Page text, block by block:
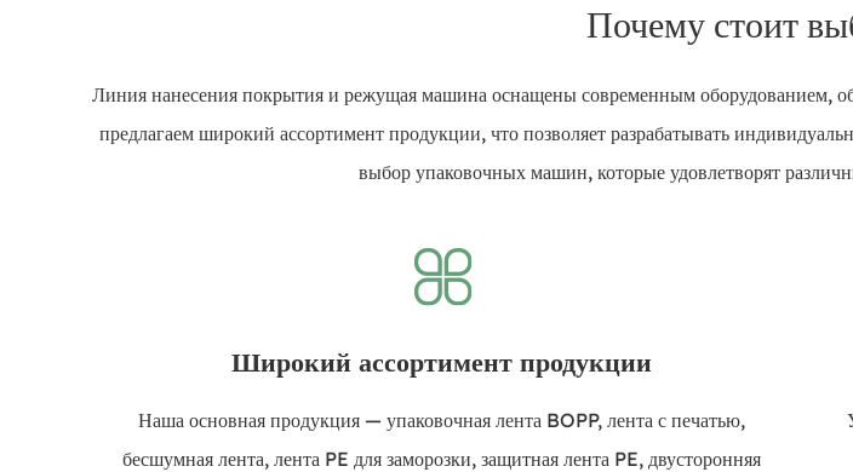
Почему стоит
Линия нанесения покрытия и режущая машина оснащены современным оборудованием,
предлагаем широкий ассортимент продукции, что позволяет разрабатывать
выбор упаковочных машин, которые удовлетворят
Широкий ассортимент продукции
Наша основная продукция — упаковочная лента BOPP, лента с печатью,
бесшумная лента, лента PE для заморозки, защитная лента PE, двусторонняя